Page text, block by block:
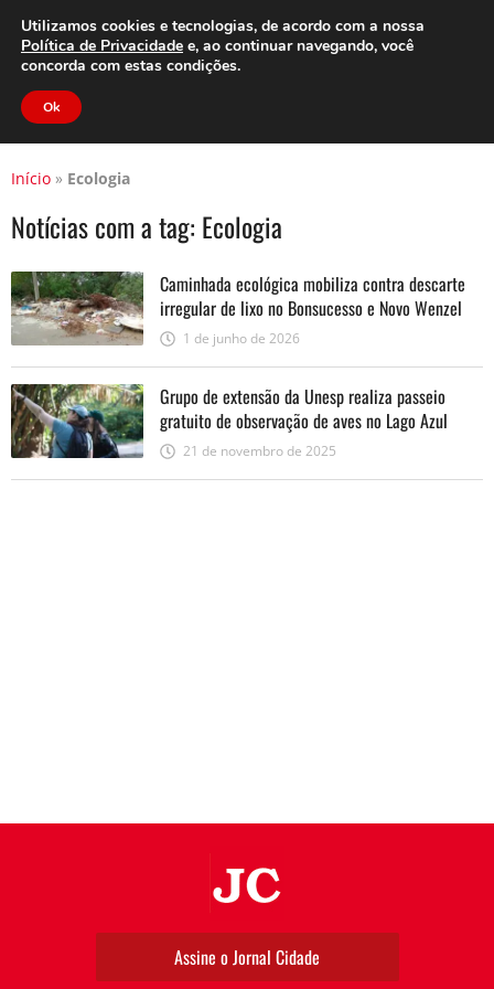
Clube do Assinante Área do Assinante
Início » Ecologia
Notícias com a tag: Ecologia
Caminhada ecológica mobiliza contra descarte
irregular de lixo no Bonsucesso e Novo Wenzel
1 de junho de 2026
Grupo de extensão da Unesp realiza passeio
gratuito de observação de aves no Lago Azul
21 de novembro de 2025
Assine o Jornal Cidade
Utilizamos cookies e tecnologias, de acordo com a nossa
Política de Privacidade e, ao continuar navegando, você
concorda com estas condições.
Ok